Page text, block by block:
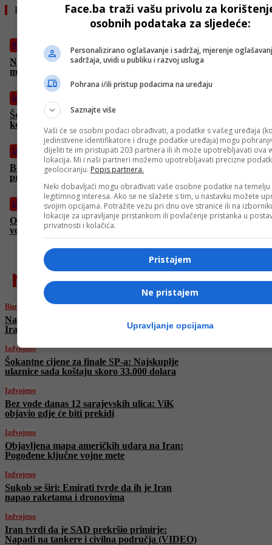
Pročitajte još
Biznis
Nafta eksplodirala nakon sukoba SAD-a i Irana: Hormuški
moreuz ponovo trese tržišta
Izdvojeno
Šokantne cijene za finale SP-a: Najskuplje ulaznice sada
koštaju skoro 33.000 dolara
Izdvojeno
Bez vode danas 12 sarajevskih ulica: ViK objavio gdje će biti
prekidi
Izdvojeno
Objavljena mapa američkih udara na Iran: Pogođene ključne
vojne mete
najnovije
Biznis
Nafta eksplodirala nakon sukoba SAD-a i
Irana: Hormuški moreuz ponovo trese tržišta
Izdvojeno
Šokantne cijene za finale SP-a: Najskuplje
ulaznice sada koštaju skoro 33.000 dolara
Izdvojeno
Bez vode danas 12 sarajevskih ulica: ViK
objavio gdje će biti prekidi
Izdvojeno
Objavljena mapa američkih udara na Iran:
Pogođene ključne vojne mete
Izdvojeno
Sukob se širi: Emirati tvrde da ih je Iran
napao raketama i dronovima
Izdvojeno
Iran tvrdi da je SAD prekršio primirje:
Napadi na tankere i civilna područja (VIDEO)
Face.ba traži vašu privolu za
osobnih podataka za sljedeće:
Personalizirano oglašavanje i sadržaj, mjerenje
sadržaja, uvidi u publiku i razvoj usluga
Pohrana i/ili pristup podacima na uređaju
Saznajte više
Vaši će se osobni podaci obrađivati, a podatke s vašeg uređaja
jedinstvene identifikatore i druge podatke uređaja) mogu
dijeliti te im pristupati 203 partnera ili ih može upotrebljavati ova
lokacija. Mi i naši partneri možemo upotrebljavati precizne
geolociranju. Popis partnera.
Neki dobavljači mogu obrađivati vaše osobne podatke na temelju
legitimnog interesa. Ako se ne slažete s tim, u nastavku možete
svojim opcijama. Potražite vezu pri dnu ove stranice ili na
lokacije za upravljanje pristankom ili povlačenje pristanka u
privatnosti i kolačića.
Pristajem
Ne pristajem
Upravljanje opcijama